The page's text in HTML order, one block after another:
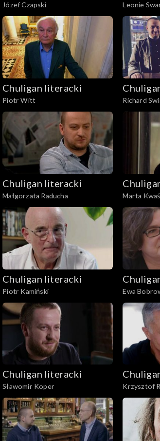
Józef Czapski Leonie
Chuligan literacki
Piotr Witt Richard
Chuligan literacki
Małgorzata Raducha
Marta
Chuligan literacki
Piotr Kamiński Ewa
Chuligan literacki
Sławomir Koper Krzysztof